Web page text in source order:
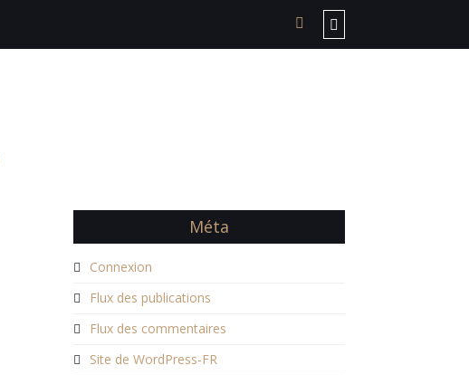
Méta
Connexion
Flux des publications
Flux des commentaires
Site de WordPress-FR